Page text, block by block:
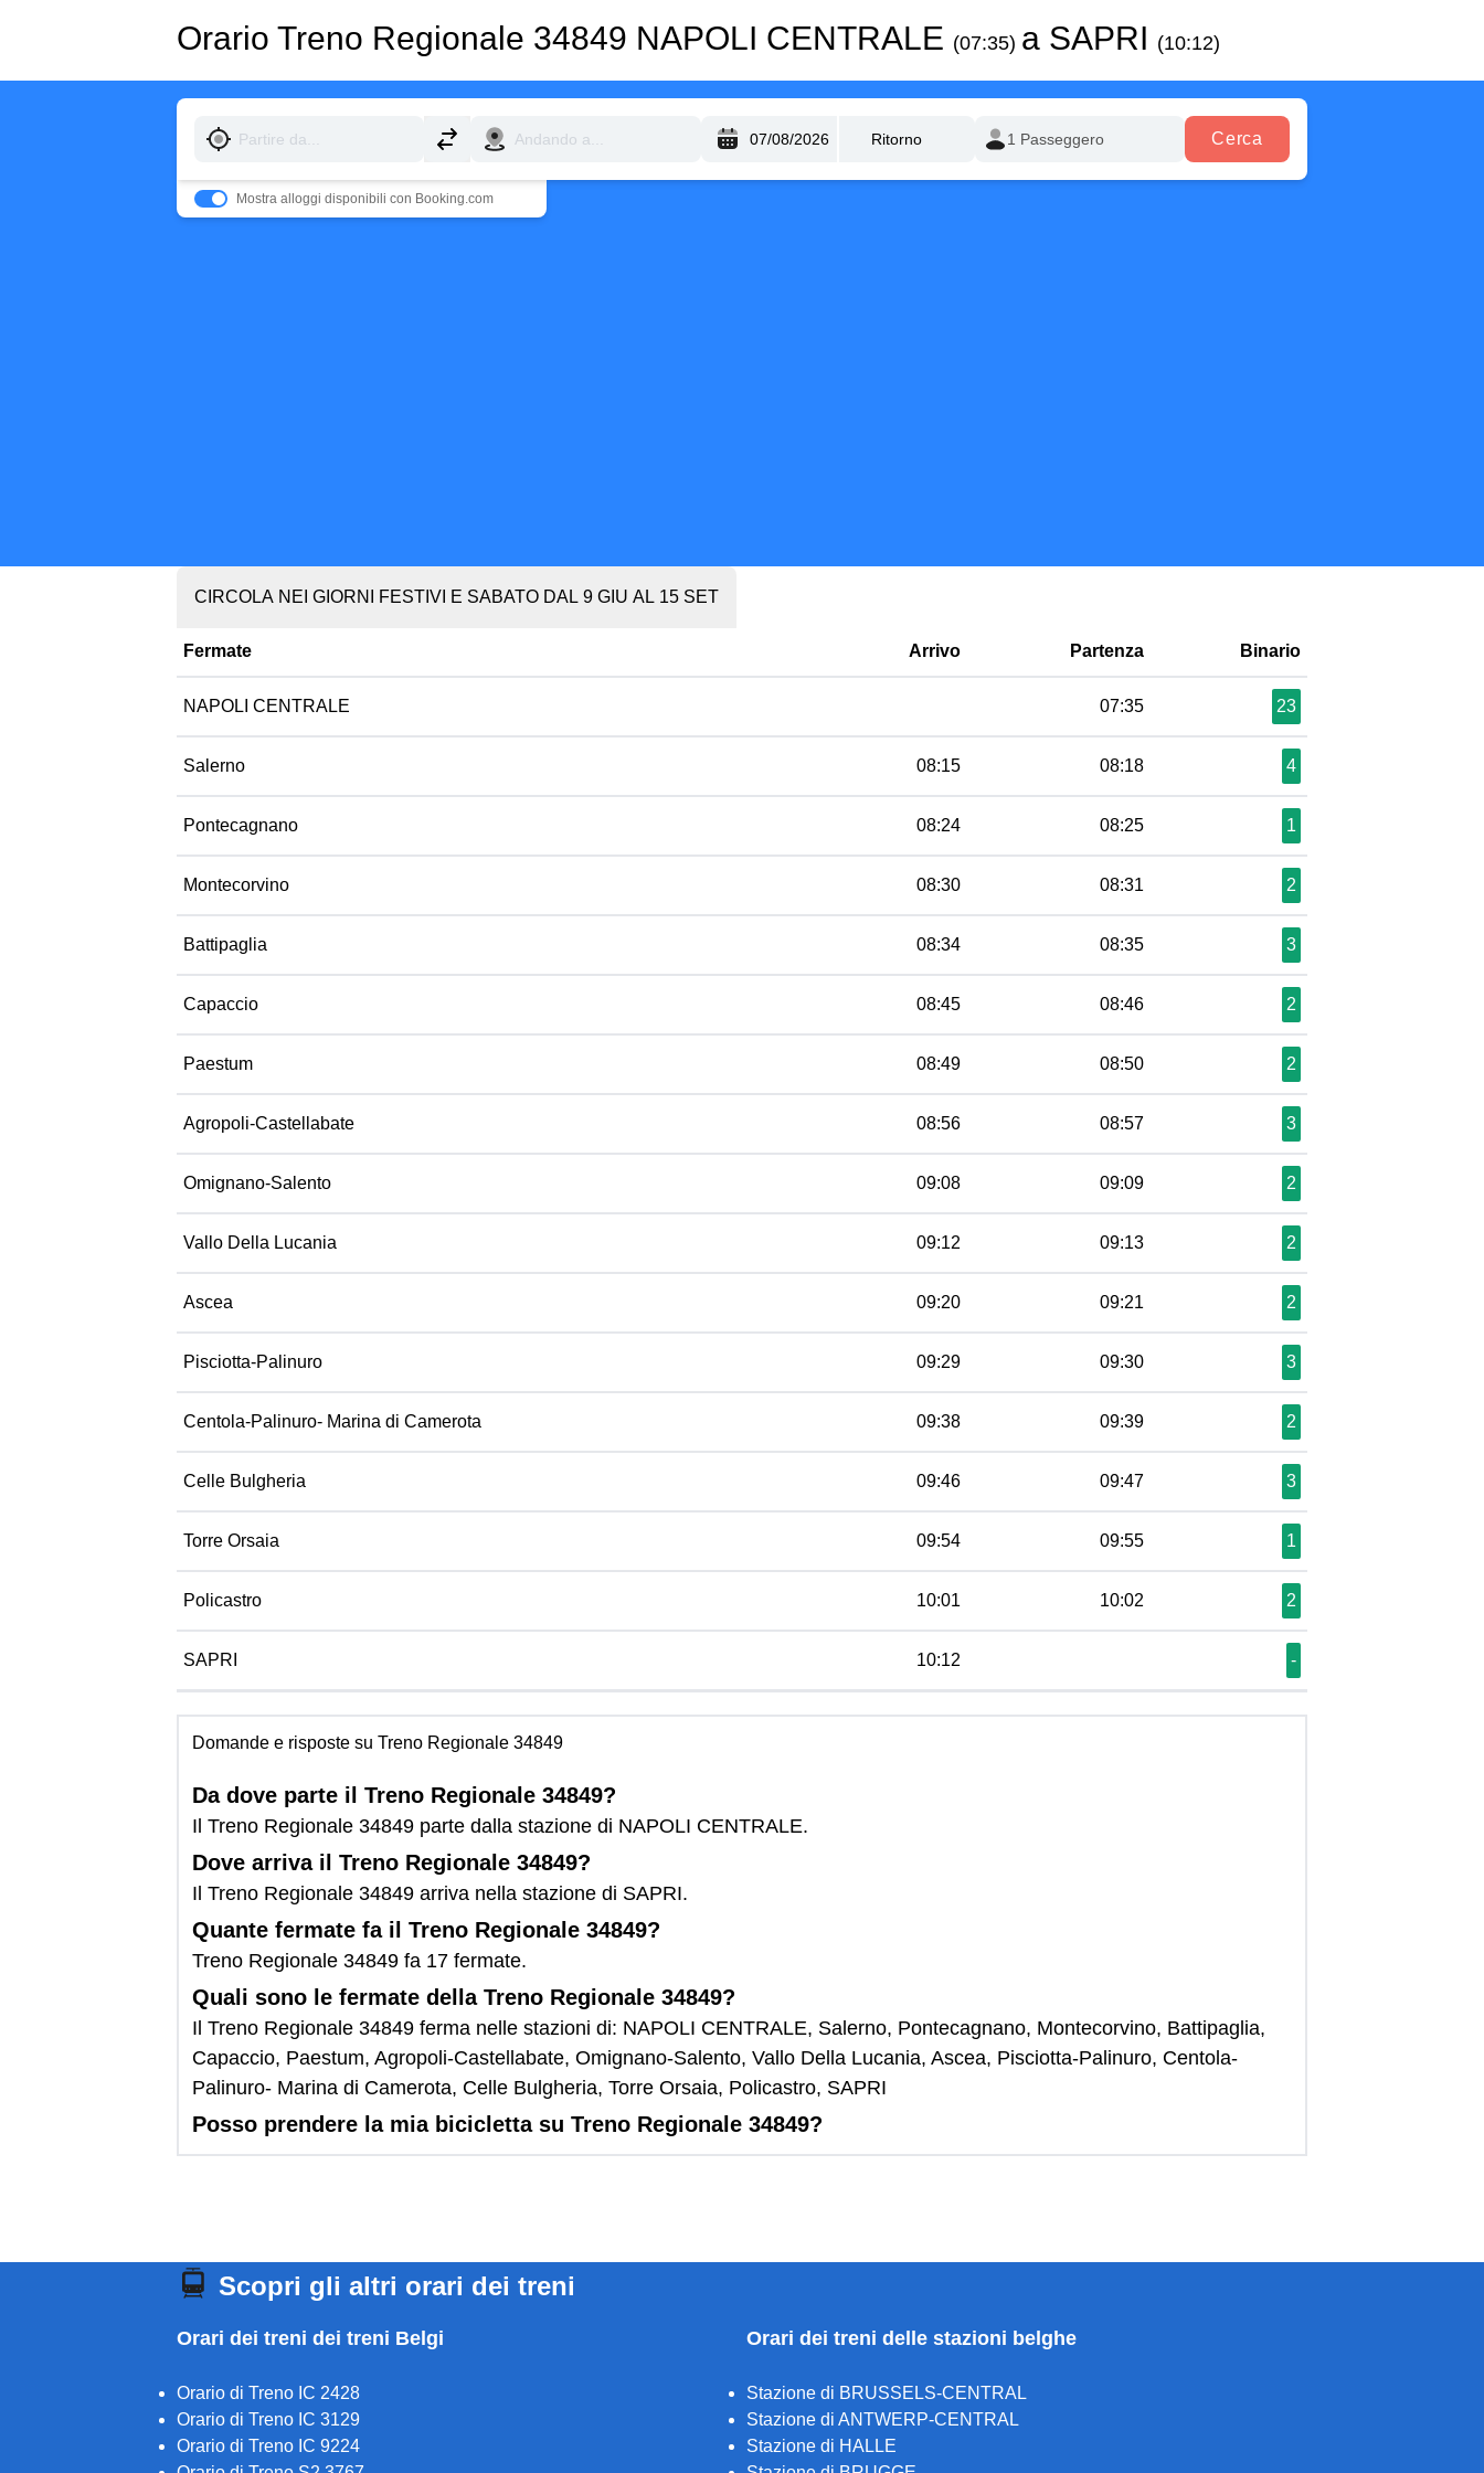
Orario Treno Regionale 34849 NAPOLI CENTRALE (07:35) a SAPRI (10:12)
Cerca
Mostra alloggi disponibili con Booking.com
CIRCOLA NEI GIORNI FESTIVI E SABATO DAL 9 GIU AL 15 SET
Fermate Arrivo Partenza Binario
NAPOLI CENTRALE 07:35 23
Salerno 08:15 08:18 4
Pontecagnano 08:24 08:25 1
Montecorvino 08:30 08:31 2
Battipaglia 08:34 08:35 3
Capaccio 08:45 08:46 2
Paestum 08:49 08:50 2
Agropoli-Castellabate 08:56 08:57 3
Omignano-Salento 09:08 09:09 2
Vallo Della Lucania 09:12 09:13 2
Ascea 09:20 09:21 2
Pisciotta-Palinuro 09:29 09:30 3
Centola-Palinuro- Marina di Camerota 09:38 09:39 2
Celle Bulgheria 09:46 09:47 3
Torre Orsaia 09:54 09:55 1
Policastro 10:01 10:02 2
SAPRI 10:12 -
Domande e risposte su Treno Regionale 34849
Da dove parte il Treno Regionale 34849?
Il Treno Regionale 34849 parte dalla stazione di NAPOLI CENTRALE.
Dove arriva il Treno Regionale 34849?
Il Treno Regionale 34849 arriva nella stazione di SAPRI.
Quante fermate fa il Treno Regionale 34849?
Treno Regionale 34849 fa 17 fermate.
Quali sono le fermate della Treno Regionale 34849?
Il Treno Regionale 34849 ferma nelle stazioni di: NAPOLI CENTRALE, Salerno, Pontecagnano, Montecorvino, Battipaglia,
Capaccio, Paestum, Agropoli-Castellabate, Omignano-Salento, Vallo Della Lucania, Ascea, Pisciotta-Palinuro, Centola-
Palinuro- Marina di Camerota, Celle Bulgheria, Torre Orsaia, Policastro, SAPRI
Posso prendere la mia bicicletta su Treno Regionale 34849?
Scopri gli altri orari dei treni
Orari dei treni dei treni Belgi
Orario di Treno IC 2428
Orario di Treno IC 3129
Orario di Treno IC 9224
Orari dei treni delle stazioni belghe
Stazione di BRUSSELS-CENTRAL
Stazione di ANTWERP-CENTRAL
Stazione di HALLE